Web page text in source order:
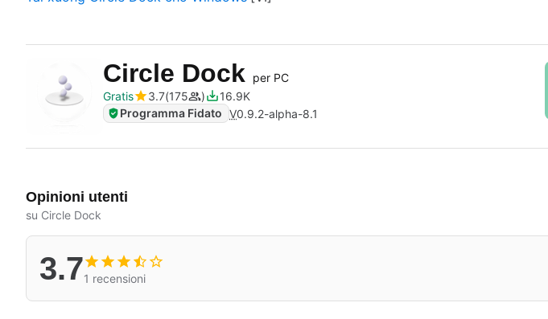
Circle Dock
per PC
Gratis
3.7 175
16.9K
Programma Fidato V0.9.2-alpha-8.1
Opinioni utenti
su Circle Dock
3.71 recensioni